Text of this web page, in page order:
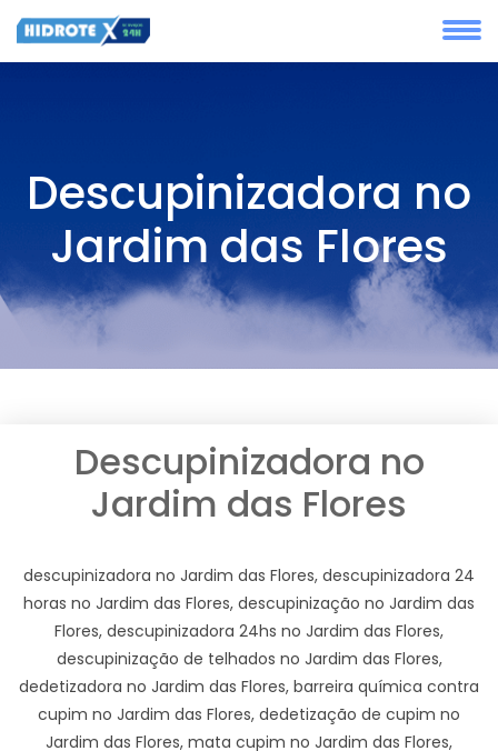
Descupinizadora no
Jardim das Flores
Descupinizadora no
Jardim das Flores
descupinizadora no Jardim das Flores, descupinizadora 24
horas no Jardim das Flores, descupinização no Jardim das
Flores, descupinizadora 24hs no Jardim das Flores,
descupinização de telhados no Jardim das Flores,
dedetizadora no Jardim das Flores, barreira química contra
cupim no Jardim das Flores, dedetização de cupim no
Jardim das Flores, mata cupim no Jardim das Flores,